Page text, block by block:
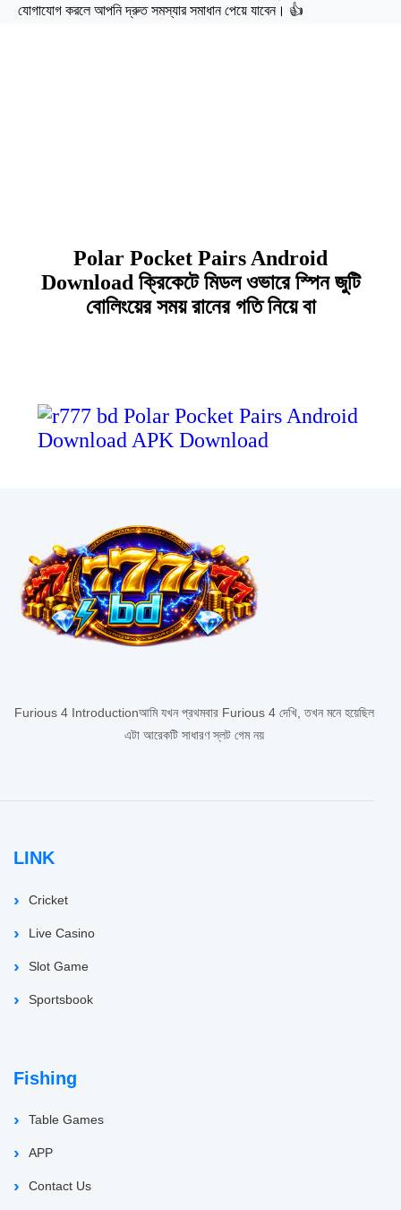
যোগাযোগ করলে আপনি দ্রুত সমস্যার সমাধান পেয়ে যাবেন। 👍
Polar Pocket Pairs Android
Download ক্রিকেটে মিডল ওভারে স্পিন জুটি
বোলিংয়ের সময় রানের গতি নিয়ে বা
Furious 4 Introductionআমি যখন প্রথমবার Furious 4 দেখি, তখন মনে হয়েছিল
এটা আরেকটি সাধারণ স্লট গেম নয়
LINK
Cricket
Live Casino
Slot Game
Sportsbook
Fishing
Table Games
APP
Contact Us